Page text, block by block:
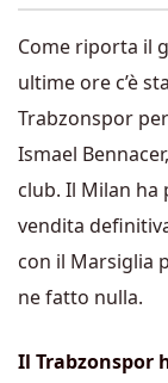
Come riporta il
ultime ore c’è
Trabzonspor
Ismael
club. Il Milan
vendita
con il Marsiglia
ne fatto nulla.
Il Trabzonspor